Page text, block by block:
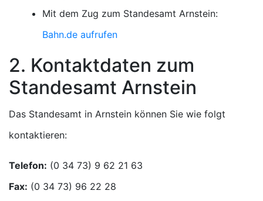
Mit dem Zug zum Standesamt Arnstein:
Bahn.de aufrufen
2. Kontaktdaten zum
Standesamt Arnstein
Das Standesamt in Arnstein können Sie wie folgt
kontaktieren:
Telefon:
Fax: